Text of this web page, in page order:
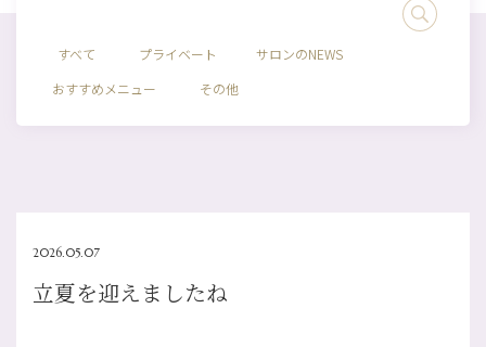
すべて プライベート
サロンのNEWS
おすすめメニュー
その他
2026.05.07
立夏を迎えましたね